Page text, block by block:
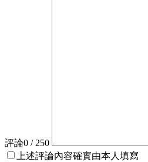
評論0 / 250
上述評論內容確實由本人填寫